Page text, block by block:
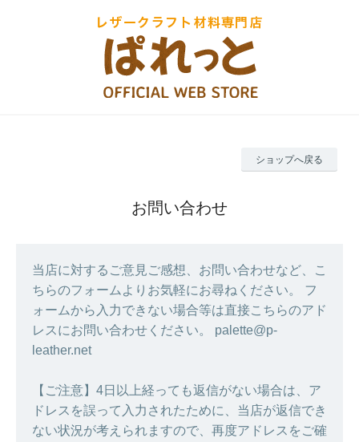
ショップへ戻る
お問い合わせ
当店に対するご意見ご感想、お問い合わせなど、こ
ちらのフォームよりお気軽にお尋ねください。 フ
ォームから入力できない場合等は直接こちらのアド
レスにお問い合わせください。 palette@p-
leather.net
【ご注意】4日以上経っても返信がない場合は、ア
ドレスを誤って入力されたために、当店が返信でき
ない状況が考えられますので、再度アドレスをご確